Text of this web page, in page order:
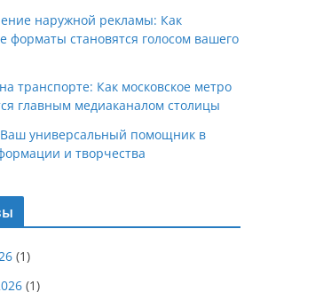
наружной рекламы: Как
форматы становятся голосом вашего
транспорте: Как московское метро
главным медиаканалом столицы
универсальный помощник в
и творчества
(1)
(1)